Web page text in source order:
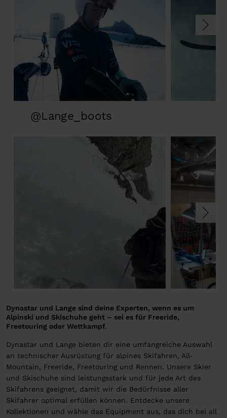
@Lange_boots
Dynastar und Lange sind deine Experten, wenn es um
Alpinski und Skischuhe geht – sei es für Freeride,
Freetouring oder Wettkampf.
Dynastar und Lange bieten dir eine umfangreiche Auswahl
an technischer Ausrüstung für alpines Skifahren, All-
Mountain, Freeride, Freetouring und Rennen. Unsere Skier
und Skischuhe sind leistungsstark und für jede Art des
Skifahrens geeignet, damit wir die Bedürfnisse aller
Skifahrer optimal erfüllen können. Entdecke unsere
Kollektionen und wähle das Equipment aus, das dich bei all